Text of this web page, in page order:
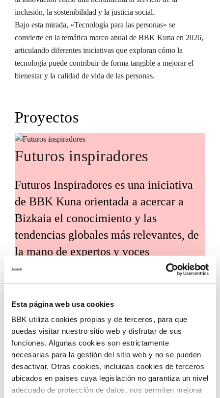
Esta página web usa cookies
BBK utiliza cookies propias y de terceros, para que
puedas visitar nuestro sitio web y disfrutar de sus
funciones. Algunas cookies son estrictamente
necesarias para la gestión del sitio web y no se pueden
desactivar. Otras cookies, incluidas cookies de terceros
ubicados en países cuya legislación no garantiza un nivel
adecuado de protección de datos, nos permiten mejorar
inclusión, la sostenibilidad y la justicia social.
Bajo esta mirada, «Tecnología para las personas» se
convierte en la temática marco anual de BBK Kuna en 2026,
articulando diferentes iniciativas que exploran cómo la
tecnología puede contribuir de forma tangible a mejorar el
bienestar y la calidad de vida de las personas.
Proyectos
Futuros inspiradores
Futuros Inspiradores es una iniciativa
de BBK Kuna orientada a acercar a
Bizkaia el conocimiento y las
tendencias globales más relevantes, de
la mano de expertos y voces
internacionales de referencia. Su
propósito es traducir estos análisis en
claves útiles para el desarrollo social,
económico y tecnológico del territorio.